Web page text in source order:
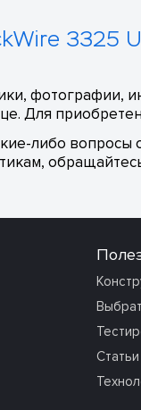
3325
фотографии,
Для
либо
Статьи